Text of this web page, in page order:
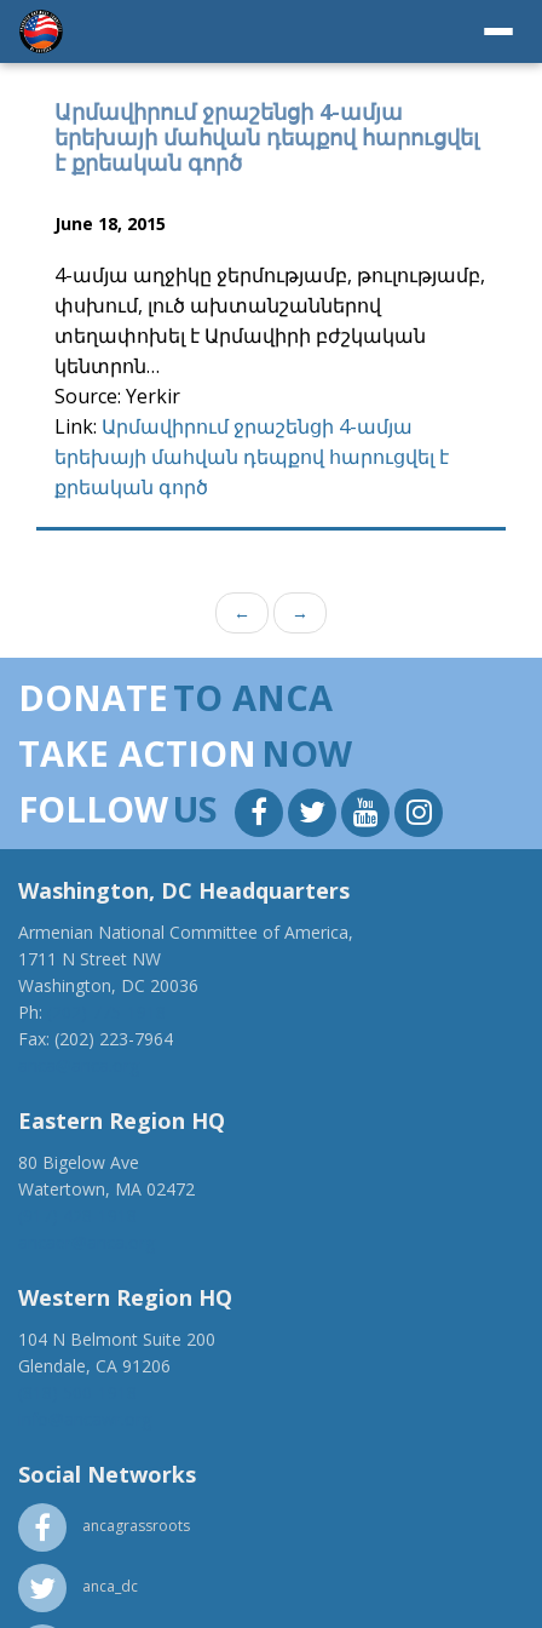
Արմավիրում ջրաշենցի 4-ամյա
երեխայի մահվան դեպքով հարուցվել
է քրեական գործ
June 18, 2015
4-ամյա աղջիկը ջերմությամբ, թուլությամբ,
փսխում, լուծ ախտանշաններով
տեղափոխել է Արմավիրի բժշկական
կենտրոն…
Source: Yerkir
Link: Արմավիրում ջրաշենցի 4-ամյա
երեխայի մահվան դեպքով հարուցվել է
քրեական գործ
← →
DONATETO ANCA
TAKE ACTION NOW
FOLLOWUS
Washington, DC Headquarters
Armenian National Committee of America,
1711 N Street NW
Washington, DC 20036
Ph:
Fax: (202) 223-7964
Eastern Region HQ
80 Bigelow Ave
Watertown, MA 02472
Western Region HQ
104 N Belmont Suite 200
Glendale, CA 91206
Social Networks
ancagrassroots
anca_dc